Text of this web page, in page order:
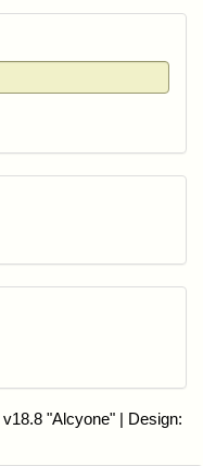
v18.8 "Alcyone" | Design: